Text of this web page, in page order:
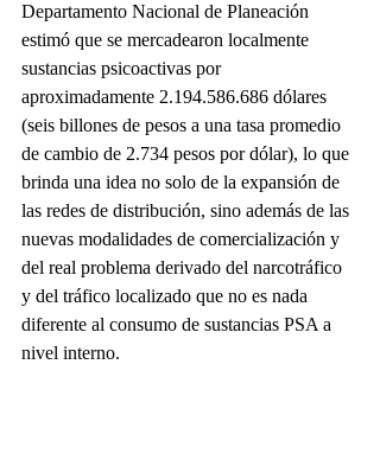
Departamento Nacional de Planeación
estimó que se mercadearon localmente
sustancias psicoactivas por
aproximadamente 2.194.586.686 dólares
(seis billones de pesos a una tasa promedio
de cambio de 2.734 pesos por dólar), lo que
brinda una idea no solo de la expansión de
las redes de distribución, sino además de las
nuevas modalidades de comercialización y
del real problema derivado del narcotráfico
y del tráfico localizado que no es nada
diferente al consumo de sustancias PSA a
nivel interno.